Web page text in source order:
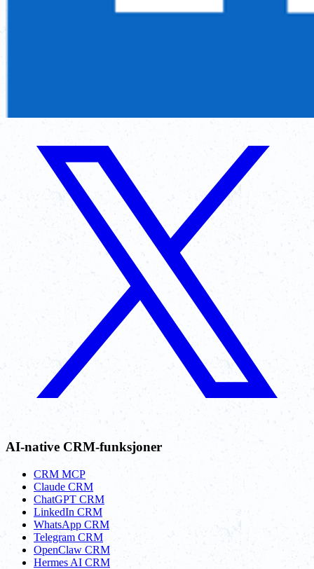
AI-native CRM-funksjoner
CRM MCP
Claude CRM
ChatGPT CRM
LinkedIn CRM
WhatsApp CRM
Telegram CRM
OpenClaw CRM
Hermes AI CRM